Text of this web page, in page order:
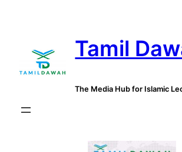
Tamil
The Media Hub for Islamic